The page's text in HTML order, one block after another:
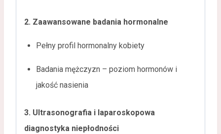
2. Zaawansowane badania hormonalne
Pełny profil hormonalny kobiety
Badania mężczyzn – poziom hormonów i
jakość nasienia
3. Ultrasonografia i laparoskopowa
diagnostyka niepłodności